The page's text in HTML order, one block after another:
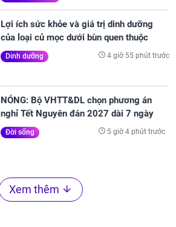
Lợi ích sức khỏe và giá trị dinh dưỡng
của loại củ mọc dưới bùn quen thuộc
Dinh dưỡng 4 giờ 55 phút trước
NÓNG: Bộ VHTT&DL chọn phương án
nghỉ Tết Nguyên đán 2027 dài 7 ngày
Đời sống 5 giờ 4 phút trước
Xem thêm